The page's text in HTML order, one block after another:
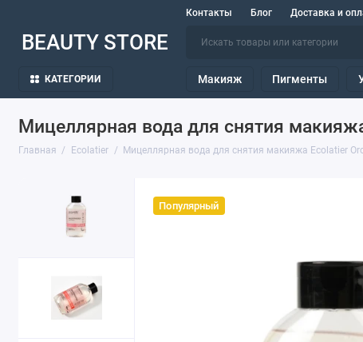
Контакты Блог Доставка и
BEAUTY STORE
КАТЕГОРИИ Макияж Пигменты
Мицеллярная вода для снятия
Главная Ecolatier Мицеллярная вода для снятия макияжа Ecolatier
Популярный